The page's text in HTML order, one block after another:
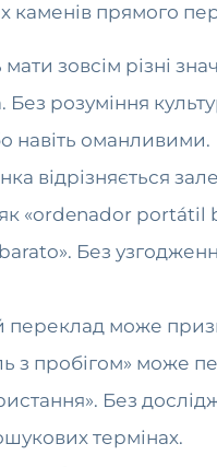
каменів прямого
зовсім різні
розуміння
навіть оманливими.
відрізняється
«ordenador
Без
переклад може
пробігом» може
Без
термінах.